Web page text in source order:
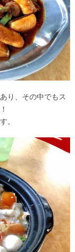
り、その中でもス
。